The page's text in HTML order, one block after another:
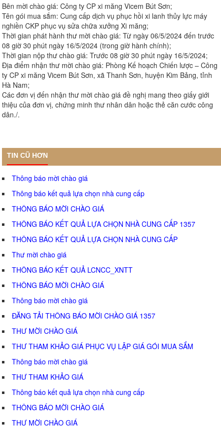
Bên mời chào giá: Công ty CP xi măng Vicem Bút Sơn;
Tên gói mua sắm: Cung cấp dịch vụ phục hồi xi lanh thủy lực máy
nghiền CKP phục vụ sửa chữa xưởng Xi măng;
Thời gian phát hành thư mời chào giá: Từ ngày 06/5/2024 đến trước
08 giờ 30 phút ngày 16/5/2024 (trong giờ hành chính);
Thời gian nộp thư chào giá: Trước 08 giờ 30 phút ngày 16/5/2024;
Địa điểm nhận thư mời chào giá: Phòng Kế hoạch Chiến lược – Công
ty CP xi măng Vicem Bút Sơn, xã Thanh Sơn, huyện Kim Bảng, tỉnh
Hà Nam;
Các đơn vị đến nhận thư mời chào giá đề nghị mang theo giấy giới
thiệu của đơn vị, chứng minh thư nhân dân hoặc thẻ căn cước công
dân./.
TIN CŨ HƠN
Thông báo mời chào giá
Thông báo kết quả lựa chọn nhà cung cấp
THÔNG BÁO MỜI CHÀO GIÁ
THÔNG BÁO KẾT QUẢ LỰA CHỌN NHÀ CUNG CẤP 1357
THÔNG BÁO KẾT QUẢ LỰA CHỌN NHÀ CUNG CẤP
Thư mời chào giá
THÔNG BÁO KẾT QUẢ LCNCC_XNTT
THÔNG BÁO MỜI CHÀO GIÁ
Thông báo mời chào giá
ĐĂNG TẢI THÔNG BÁO MỜI CHÀO GIÁ 1357
THƯ MỜI CHÀO GIÁ
THƯ THAM KHẢO GIÁ PHỤC VỤ LẬP GIÁ GÓI MUA SẮM
Thông báo mời chào giá
THƯ THAM KHẢO GIÁ
Thông báo kết quả lựa chọn nhà cung cấp
THÔNG BÁO MỜI CHÀO GIÁ
THƯ MỜI CHÀO GIÁ